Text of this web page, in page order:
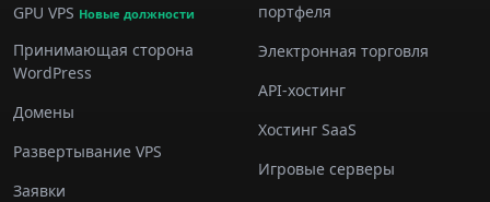
GPU VPS Новые должности
Принимающая сторона
WordPress
Домены
Развертывание VPS
Заявки
портфеля
Электронная торговля
API-хостинг
Хостинг SaaS
Игровые серверы